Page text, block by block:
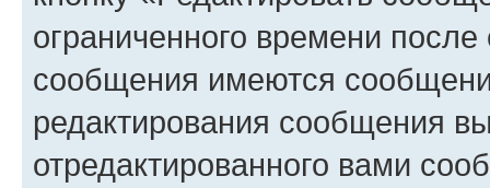
ограниченного времени
сообщения имеются
редактирования сообщения
отредактированного вами